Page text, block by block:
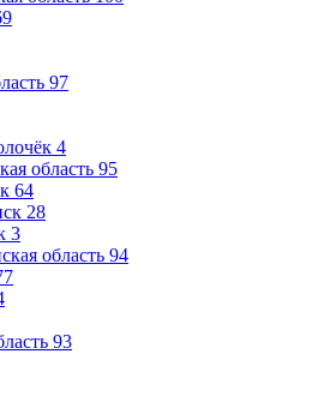
97
4
область 95
64
28
3
область 94
93